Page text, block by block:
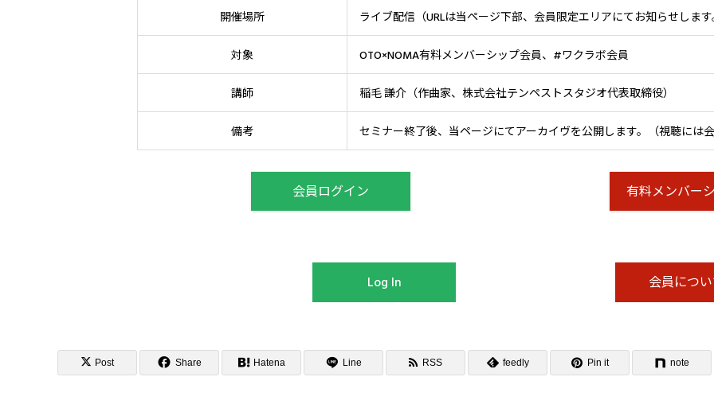
開催場所 ライブ配信（URLは当ページ下部、会員限定エリアにてお知らせしま
対象 OTO×NOMA有料メンバーシップ会員、#ワクラボ会員
講師 稲毛 謙介（作曲家、株式会社テンペストスタジオ代表取締役）
備考 セミナー終了後、当ページにてアーカイヴを公開します。（視聴には
会員ログイン 有料メンバー
Log In 会員につ
Post Share Hatena Line RSS feedly Pin it note